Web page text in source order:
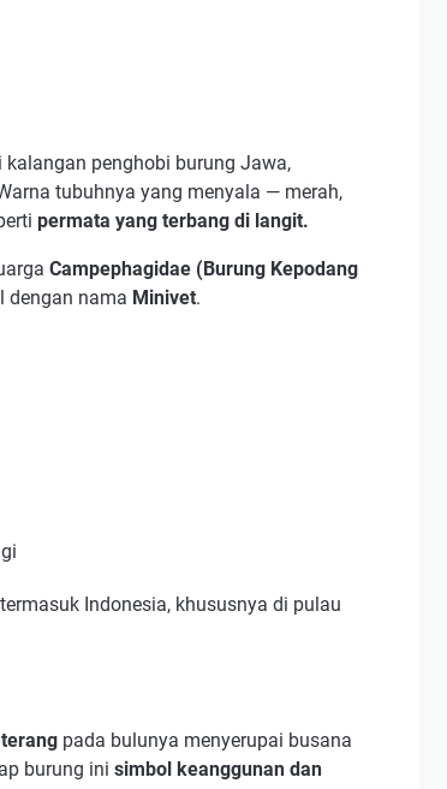
kalangan penghobi burung Jawa,
tubuhnya yang menyala — merah,
permata yang terbang di langit.
Campephagidae (Burung Kepodang
dengan nama Minivet.
Indonesia, khususnya di pulau
pada bulunya menyerupai busana
burung ini simbol keanggunan dan